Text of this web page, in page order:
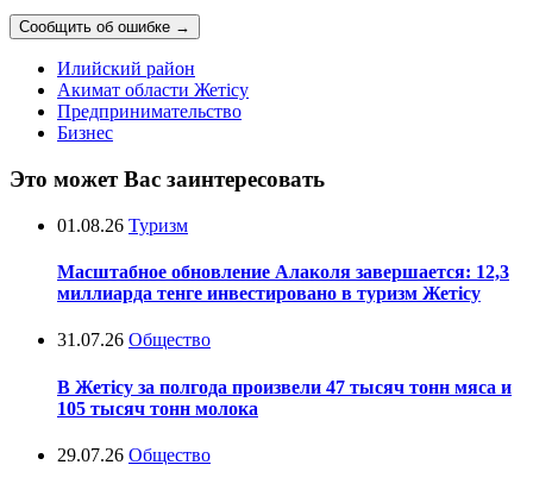
Сообщить об ошибке →
Илийский район
Акимат области Жетісу
Предпринимательство
Бизнес
Это может Вас заинтересовать
01.08.26 Туризм
Масштабное обновление Алаколя завершается: 12,3
миллиарда тенге инвестировано в туризм Жетісу
31.07.26 Общество
В Жетісу за полгода произвели 47 тысяч тонн мяса и
105 тысяч тонн молока
29.07.26 Общество